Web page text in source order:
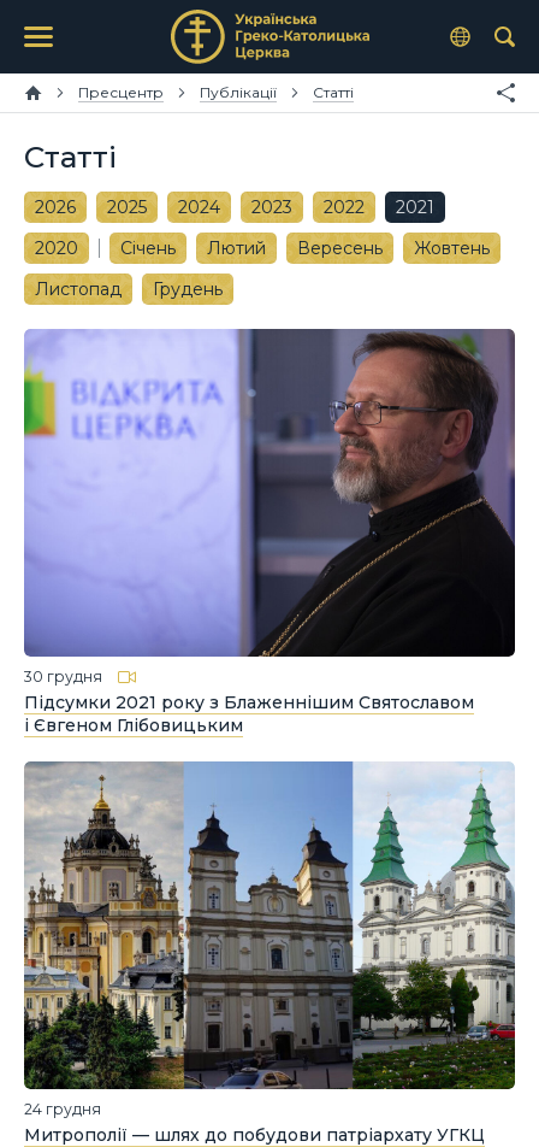
Пресцентр Публікації Статті
Статті
2026 2025 2024 2023 2022
2021
2020
Січень Лютий Вересень
Жовтень
Листопад
Грудень
30 грудня
Підсумки 2021 року з Блаженнішим Святославом
і Євгеном Глібовицьким
24 грудня
Митрополії — шлях до побудови патріархату УГКЦ